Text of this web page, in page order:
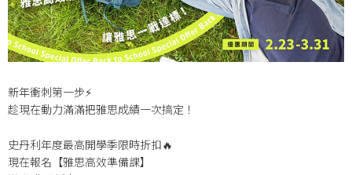
新年衝刺第一步⚡
趁現在動力滿滿把雅思成績一次搞定！
史丹利年度最高開學季限時折扣🔥
現在報名【雅思高效準備課】